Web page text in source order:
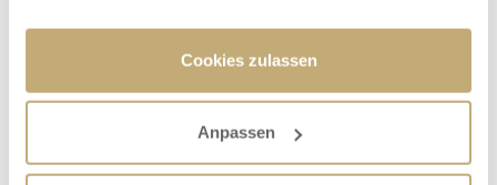
Cookies zulassen
Anpassen
VORLESEN, ZUHÖREN, UNTERHALTEN
Die Hallstadterin Waltraud Brix bietet solch einen
können Interessierte zu den Terminen kommen, aus
ihren Lieblingswerken vorlesen oder einfach zuhören und